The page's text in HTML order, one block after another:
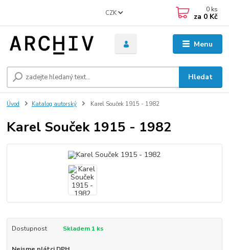
Menu
CZK
Hledat
0 ks
za 0 Kč
Úvod Katalog autorský Karel Souček 1915 - 1982
Karel Souček 1915 - 1982
Dostupnost Skladem 1 ks